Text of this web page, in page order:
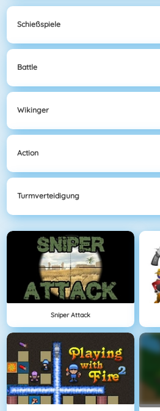
Schießspiele
Battle
Wikinger
Action
Turmverteidigung
Sniper Attack